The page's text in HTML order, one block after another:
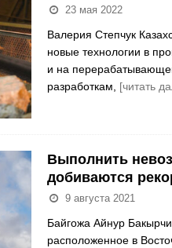
23 мая 2022
Валерия Степчук
новые технологии в
и на
разработкам, [читать
Выполнить
добиваются
9 августа 2021
Байгожа Айнур
расположенное в